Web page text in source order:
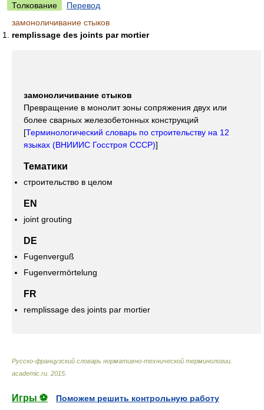
Толкование
Перевод
замоноличивание cтыков
remplissage des joints par mortier
замоноличивание cтыков
Превращение в монолит зоны сопряжения двух или
более сварных железобетонных конструкций
[Терминологический словарь по строительству на 12
языках (ВНИИИС Госстроя СССР)]
Тематики
строительство в целом
EN
joint grouting
DE
Fugenverguß
Fugenvermörtelung
FR
remplissage des joints par mortier
Русско-французский словарь нормативно-технической терминологии
academic.ru 2015
Игры ⚽
Поможем решить контрольную работу